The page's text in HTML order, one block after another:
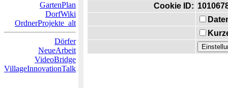
GartenPlan
DorfWiki
OrdnerProjekte_alt
Dörfer
NeueArbeit
VideoBridge
VillageInnovationTalk
Cookie ID: